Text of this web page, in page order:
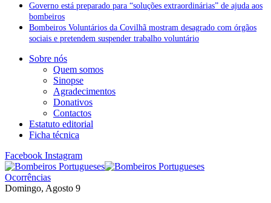
Governo está preparado para “soluções extraordinárias” de ajuda aos
bombeiros
Bombeiros Voluntários da Covilhã mostram desagrado com órgãos
sociais e pretendem suspender trabalho voluntário
Sobre nós
Quem somos
Sinopse
Agradecimentos
Donativos
Contactos
Estatuto editorial
Ficha técnica
Facebook Instagram
Ocorrências
Domingo, Agosto 9